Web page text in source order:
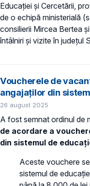
Educației și Cercetării,
de o echipă ministerială
consilierii Mircea Bertea
întâlniri și vizite în județul
Voucherele de
angajaților din
26 august 2025
A fost semnat ordinul de
de acordare a
din sistemul de
Aceste vouchere
sistemul de